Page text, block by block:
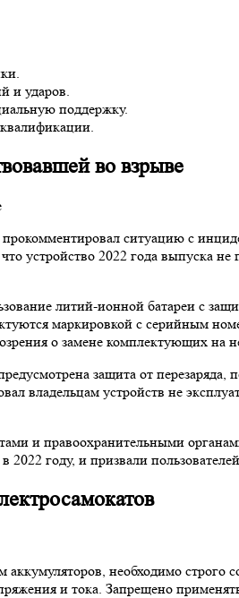
и ударов.
поддержку.
квалификации.
во взрыве
ситуацию с
устройство 2022 года выпуска
литий-ионной батареи с
маркировкой с серийным
о замене комплектующих на
защита от
владельцам устройств не
и правоохранительными
году, и призвали
необходимо строго
и тока. Запрещено